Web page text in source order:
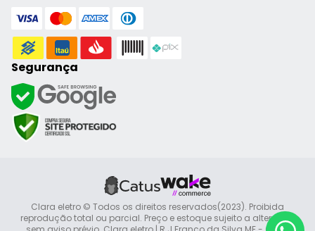
Segurança
Clara eletro © Todos os direitos reservados(2023). Proibida
reprodução total ou parcial. Preço e estoque sujeito a alteração